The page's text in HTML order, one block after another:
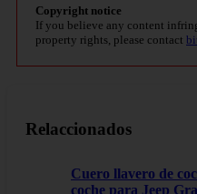
Copyright notice
If you believe any content
property rights, please contact
Relaccionados
Cuero llavero de
coche para Jeep